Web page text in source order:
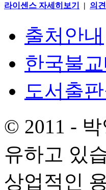
라이센스 자세히보기 | 의
출처안내
한국불
도서출
© 2011 -
유하고 있
상업적인